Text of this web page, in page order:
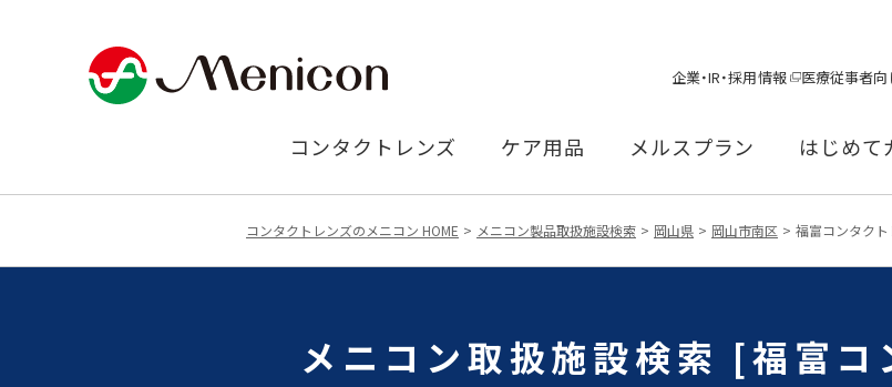
企業・IR・採用情報 医療従事者
コンタクトレンズ ケア用品 メルスプラン はじめて
コンタクトレンズのメニコン HOME メニコン製品取扱施設検索 岡山県 岡山市南区 福富コンタク
メニコン取扱施設検索 [福富コ